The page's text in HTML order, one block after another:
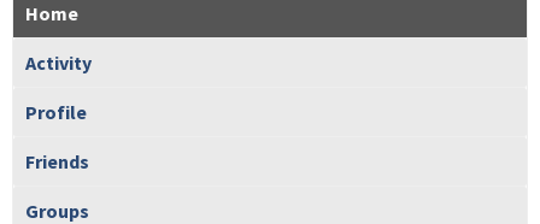
Home
Activity
Profile
Friends
Groups